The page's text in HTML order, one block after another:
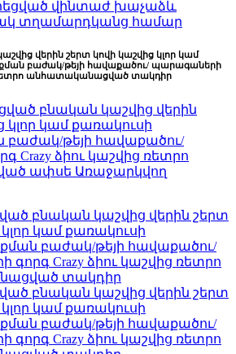
վինտաժ խաչաձև
տղամարդկանց համար
վերին շերտ կովի կաշվից կլոր կամ
բաժակ/թեյի հավաքածու/ պարագաների
ռետրո անհատականացված տակդիր